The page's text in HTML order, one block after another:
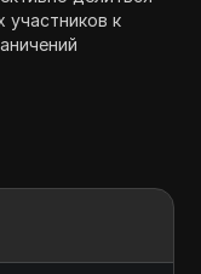
участников к